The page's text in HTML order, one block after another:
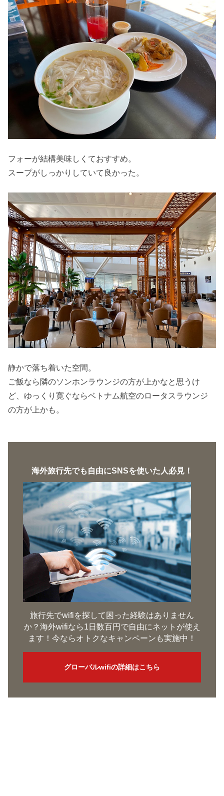
フォーが結構美味しくておすすめ。
スープがしっかりしていて良かった。
静かで落ち着いた空間。
ご飯なら隣のソンホンラウンジの方が上かなと思うけ
ど、ゆっくり寛ぐならベトナム航空のロータスラウンジ
の方が上かも。
海外旅行先でも自由にSNSを使いた人必見！
旅行先でwifiを探して困った経験はありません
か？海外wifiなら1日数百円で自由にネットが使え
ます！今ならオトクなキャンペーンも実施中！
グローバルwifiの詳細はこちら